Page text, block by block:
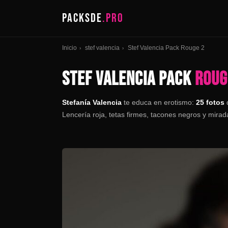
PACKSDE.PRO
Inicio › stef valencia › Stef Valencia Pack Rouge 2
STEF VALENCIA PACK
Stefanía Valencia te educa en erotismo: 25 fotos
Lencería roja, tetas firmes, tacones negros y